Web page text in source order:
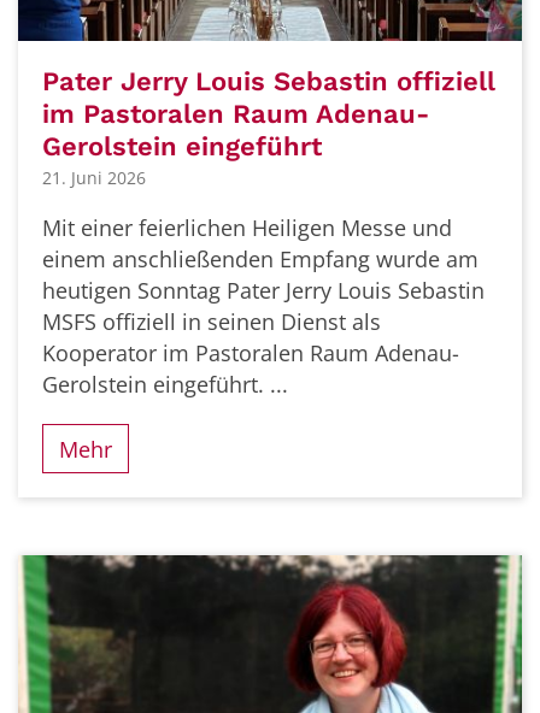
Pater Jerry Louis Sebastin offiziell
im Pastoralen Raum Adenau-
Gerolstein eingeführt
21. Juni 2026
Mit einer feierlichen Heiligen Messe und
einem anschließenden Empfang wurde am
heutigen Sonntag Pater Jerry Louis Sebastin
MSFS offiziell in seinen Dienst als
Kooperator im Pastoralen Raum Adenau-
Gerolstein eingeführt. ...
Mehr